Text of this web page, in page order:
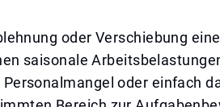
oder Verschiebung
saisonale
oder einfach